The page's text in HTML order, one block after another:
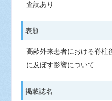
査読あり
表題
高齢外来患者における脊柱
に及ぼす影響について
掲載誌名